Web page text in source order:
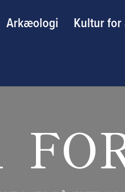
Arkæologi Kultur for